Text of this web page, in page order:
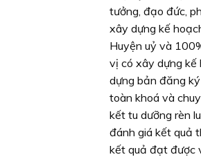
tưởng, đạo đức,
xây dựng kế
Huyện uỷ và
vị có xây dựng kế
dựng bản đăng
toàn khoá và
kết tu dưỡng rèn
đánh giá kết quả
kết quả đạt được